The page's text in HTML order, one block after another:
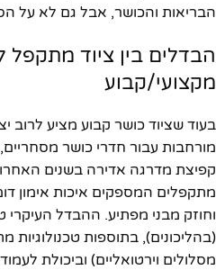
הבריאות והכושר, אבל גם לא על
הבדלים בין ציוד מתקפל
מקצועי/קבוע
בעוד שציוד כושר קבוע מציע לרוב
מורחבות עבור חדרי כושר
קפיצת מדרגה אדירה בשנים
מתקפלים המספקים איכות אימון
וחוזק מבני מפתיע. ההבדל העיקרי
(בהליכונים), בתוספות טכנולוגיות
מסלולים וירטואליים) וביכולת